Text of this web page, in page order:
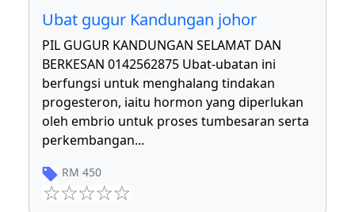
Ubat gugur Kandungan johor
PIL GUGUR KANDUNGAN SELAMAT DAN
BERKESAN 0142562875 Ubat-ubatan ini
berfungsi untuk menghalang tindakan
progesteron, iaitu hormon yang diperlukan
oleh embrio untuk proses tumbesaran serta
perkembangan...
RM 450